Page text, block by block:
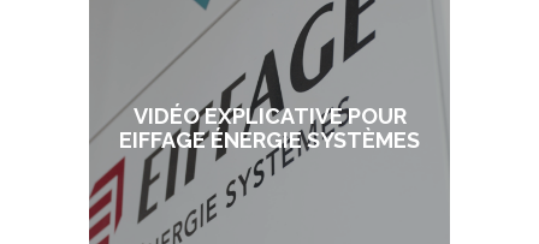
VIDÉO EXPLICATIVE POUR
EIFFAGE ÉNERGIE SYSTÈMES